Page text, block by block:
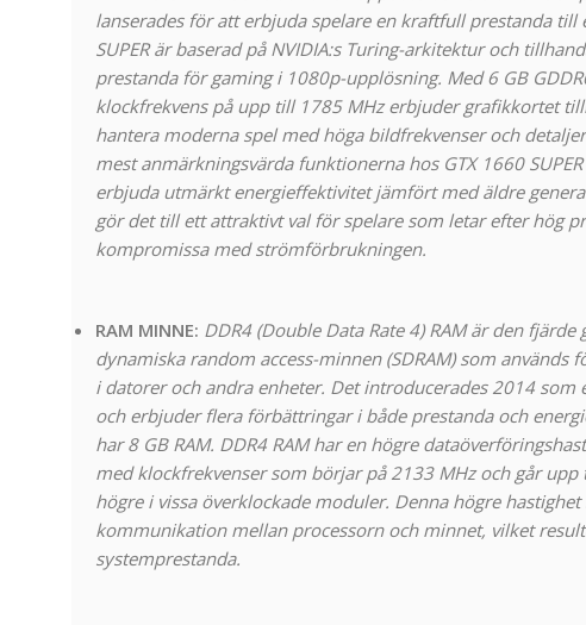
lanserades för att erbjuda spelare en kraftfull prestanda till
SUPER är baserad på NVIDIA:s Turing-arkitektur och
prestanda för gaming i 1080p-upplösning. Med 6 GB
klockfrekvens på upp till 1785 MHz erbjuder grafikkortet
hantera moderna spel med höga bildfrekvenser och
mest anmärkningsvärda funktionerna hos GTX 1660
erbjuda utmärkt energieffektivitet jämfört med äldre
gör det till ett attraktivt val för spelare som letar efter hög
kompromissa med strömförbrukningen.
RAM MINNE: DDR4 (Double Data Rate 4) RAM är den
dynamiska random access-minnen (SDRAM) som används
i datorer och andra enheter. Det introducerades 2014 som
och erbjuder flera förbättringar i både prestanda och
har 8 GB RAM. DDR4 RAM har en högre
med klockfrekvenser som börjar på 2133 MHz och går
högre i vissa överklockade moduler. Denna högre
kommunikation mellan processorn och minnet, vilket
systemprestanda.